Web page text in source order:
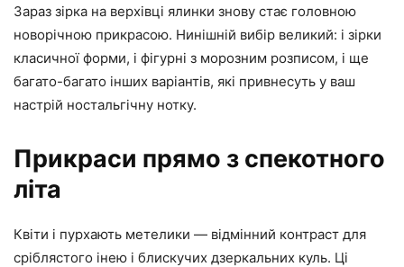
Зараз зірка на верхівці ялинки знову стає головною
новорічною прикрасою. Нинішній вибір великий: і зірки
класичної форми, і фігурні з морозним розписом, і ще
багато-багато інших варіантів, які привнесуть у ваш
настрій ностальгічну нотку.
Прикраси прямо з спекотного
літа
Квіти і пурхають метелики — відмінний контраст для
сріблястого інею і блискучих дзеркальних куль. Ці